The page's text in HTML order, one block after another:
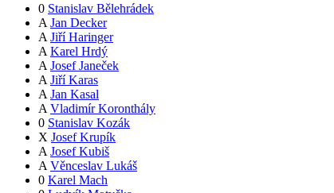
0 Stanislav Bělehrádek
A Jan Decker
A Jiří Haringer
A Karel Hrdý
A Josef Janeček
A Jiří Karas
A Jan Kasal
A Vladimír Koronthály
0 Stanislav Kozák
X Josef Krupík
A Josef Kubiš
A Věnceslav Lukáš
0 Karel Mach